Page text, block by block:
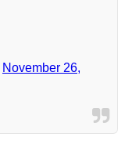
November 26,